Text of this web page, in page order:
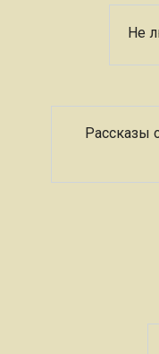
Не
Рассказы